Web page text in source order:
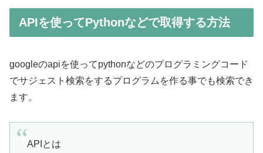
APIを使ってPythonなどで取得する方法
googleのapiを使ってpythonなどのプログラミングコード
でサジェスト検索をするプログラムを作る事でも検索でき
ます。
APIとは